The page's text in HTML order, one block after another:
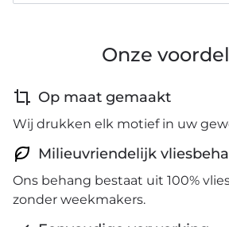
Onze
Op maat gemaakt
Wij drukken elk motief in uw
Milieuvriendelijk
Ons behang bestaat uit 100%
zonder weekmakers.